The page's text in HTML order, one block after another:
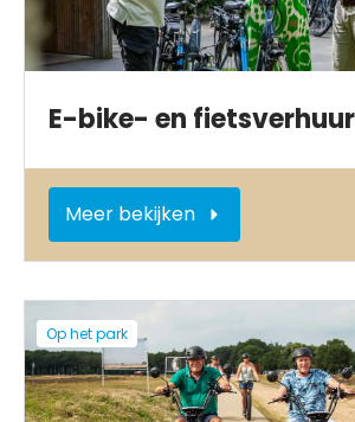
E-bike- en fietsverhuur
Meer bekijken
Op het park